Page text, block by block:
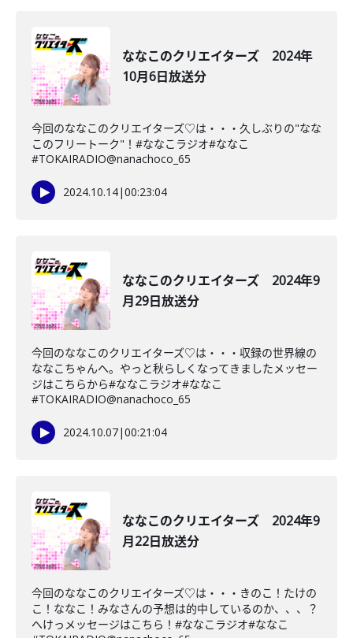
ななこのクリエイターズ 2024年
10月6日放送分
今回のななこのクリエイターズ♡は・・・久しぶりの"なな
このフリートーク"！#ななこラジオ#ななこ
#TOKAIRADIO@nanachoco_65
2024.10.14|00:23:04
ななこのクリエイターズ 2024年9
月29日放送分
今回のななこのクリエイターズ♡は・・・収録の世界線の
ななこちゃんへ。やっと秋らしくなってきましたメッセー
ジはこちらから#ななこラジオ#ななこ
#TOKAIRADIO@nanachoco_65
2024.10.07|00:21:04
ななこのクリエイターズ 2024年9
月22日放送分
今回のななこのクリエイターズ♡は・・・きのこ！たけの
こ！ななこ！みなさんの予想は的中しているのか、、、？
へけっメッセージはこちら！#ななこラジオ#ななこ